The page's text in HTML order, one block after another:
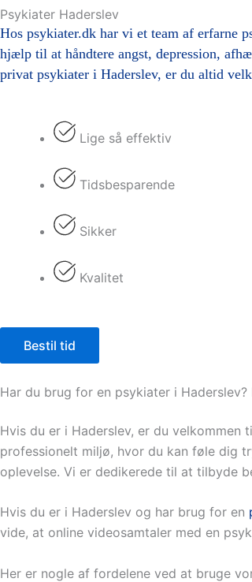
Psykiater Haderslev
Hos psykiater.dk har vi et team af erfarne
hjælp til at håndtere angst, depression,
privat psykiater i Haderslev, er du altid
Lige så effektiv
Tidsbesparende
Sikker
Kvalitet
Bestil tid
Har du brug for en psykiater i
Hvis du er i Haderslev, er du
professionelt miljø, hvor du kan føle dig
oplevelse. Vi er dedikerede til at tilbyde
Hvis du er i Haderslev og har brug for en
vide, at online videosamtaler med en
Her er nogle af fordelene ved at bruge